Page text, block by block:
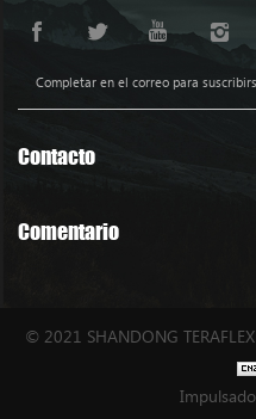
Contacto
Comentario
© 2021 SHANDONG